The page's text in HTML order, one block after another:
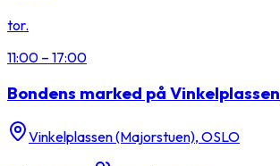
tor.
11:00 – 17:00
Bondens marked på Vinkelplassen
Vinkelplassen (Majorstuen), OSLO